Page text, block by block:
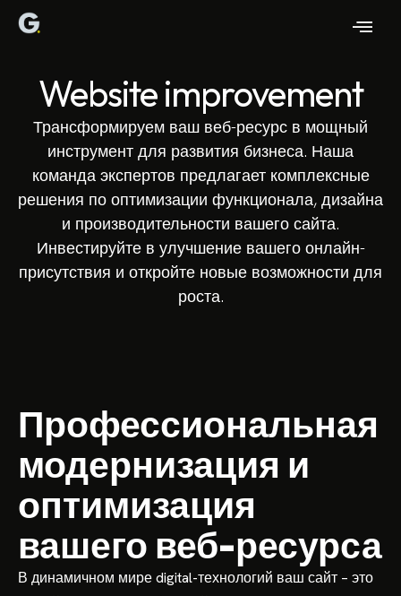
Website improvement
Трансформируем ваш веб-ресурс в мощный
инструмент для развития бизнеса. Наша
команда экспертов предлагает комплексные
решения по оптимизации функционала, дизайна
и производительности вашего сайта.
Инвестируйте в улучшение вашего онлайн-
присутствия и откройте новые возможности для
роста.
Профессиональная
модернизация и
оптимизация
вашего веб-ресурса
В динамичном мире digital-технологий ваш сайт – это